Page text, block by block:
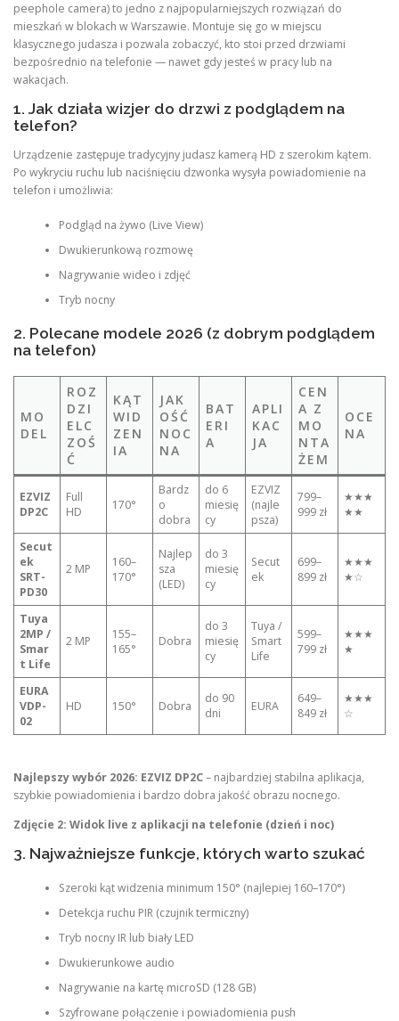
peephole camera) to jedno z najpopularniejszych rozwiązań do
mieszkań w blokach w Warszawie. Montuje się go w miejscu
klasycznego judasza i pozwala zobaczyć, kto stoi przed drzwiami
bezpośrednio na telefonie — nawet gdy jesteś w pracy lub na
wakacjach.
1. Jak działa wizjer do drzwi z podglądem na
telefon?
Urządzenie zastępuje tradycyjny judasz kamerą HD z szerokim kątem.
Po wykryciu ruchu lub naciśnięciu dzwonka wysyła powiadomienie na
telefon i umożliwia:
Podgląd na żywo (Live View)
Dwukierunkową rozmowę
Nagrywanie wideo i zdjęć
Tryb nocny
2. Polecane modele 2026 (z dobrym podglądem
na telefon)
MO
DEL
ROZ
DZI
ELC
ZOŚ
Ć
KĄT
WID
ZEN
IA
JAK
OŚĆ
NOC
NA
BAT
ERI
A
APLI
KAC
JA
CEN
A Z
MO
NTA
ŻEM
OCE
NA
EZVIZ
DP2C
Full
HD
170°
Bardz
o
dobra
do 6
miesię
cy
EZVIZ
(najle
psza)
799–
999 zł
★★★
★★
Secut
ek
SRT-
PD30
2 MP
160–
170°
Najlep
sza
(LED)
do 3
miesię
cy
Secut
ek
699–
899 zł
★★★
★☆
Tuya
2MP /
Smar
t Life
2 MP
155–
165°
Dobra
do 3
miesię
cy
Tuya /
Smart
Life
599–
799 zł
★★★
★
EURA
VDP-
02
HD 150° Dobra
do 90
dni
EURA
649–
849 zł
★★★
☆
Najlepszy wybór 2026: EZVIZ DP2C– najbardziej stabilna aplikacja,
szybkie powiadomienia i bardzo dobra jakość obrazu nocnego.
Zdjęcie 2: Widok live z aplikacji na telefonie (dzień i noc)
3. Najważniejsze funkcje, których warto szukać
Szeroki kąt widzenia minimum 150° (najlepiej 160–170°)
Detekcja ruchu PIR (czujnik termiczny)
Tryb nocny IR lub biały LED
Dwukierunkowe audio
Nagrywanie na kartę microSD (128 GB)
Szyfrowane połączenie i powiadomienia push